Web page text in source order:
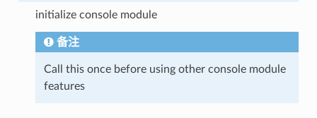
initialize console module
备注
Call this once before using other console module
features